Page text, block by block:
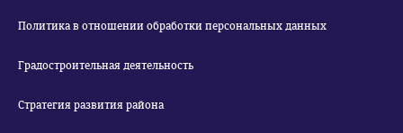
Политика в отношении обработки персональных данных
Градостроительная деятельность
Стратегия развития района